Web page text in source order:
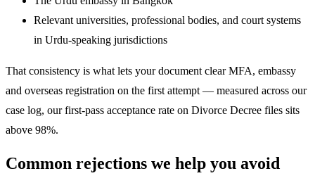
Relevant universities, professional bodies, and court systems
in Urdu-speaking jurisdictions
That consistency is what lets your document clear MFA, embassy
and overseas registration on the first attempt — measured across our
case log, our first-pass acceptance rate on Divorce Decree files sits
above 98%.
Common rejections we help you avoid